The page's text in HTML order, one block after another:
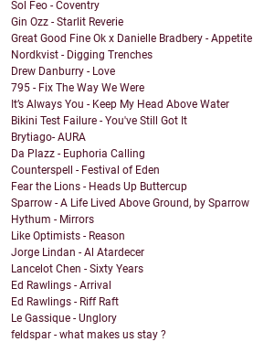
Sol Feo - Coventry
Gin Ozz - Starlit Reverie
Great Good Fine Ok x Danielle Bradbery - Appetite
Nordkvist - Digging Trenches
Drew Danburry - Love
795 - Fix The Way We Were
It’s Always You - Keep My Head Above Water
Bikini Test Failure - You've Still Got It
Brytiago- AURA
Da Plazz - Euphoria Calling
Counterspell - Festival of Eden
Fear the Lions - Heads Up Buttercup
Sparrow - A Life Lived Above Ground, by Sparrow
Hythum - Mirrors
Like Optimists - Reason
Jorge Lindan - Al Atardecer
Lancelot Chen - Sixty Years
Ed Rawlings - Arrival
Ed Rawlings - Riff Raft
Le Gassique - Unglory
feldspar - what makes us stay ?